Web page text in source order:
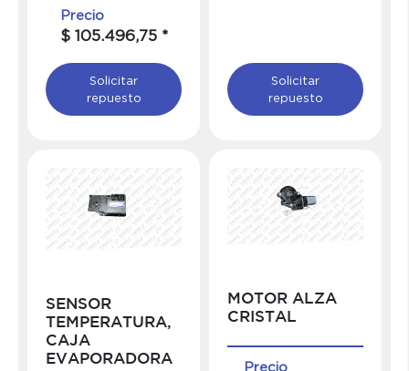
Precio
$ 105.496,75 *
Solicitar
repuesto
Solicitar
repuesto
SENSOR
TEMPERATURA,
CAJA
EVAPORADORA
MOTOR ALZA
CRISTAL
Precio